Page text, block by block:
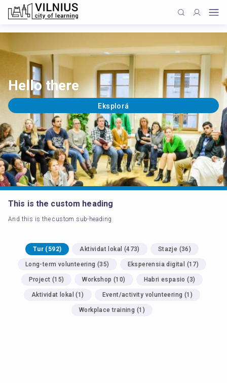
Hello there
Eksplorá
This is the custom heading
And this is the custom sub-heading
Tur( 592) Aktividat lokal (473) Stazje (36)
Long-term volunteering (35) Eksperensia digital (17)
Project (15) Workshop (10) Habri espasio (3)
Aktividat lokal (1) Event/activity volunteering (1 )
Workplace training (1 )